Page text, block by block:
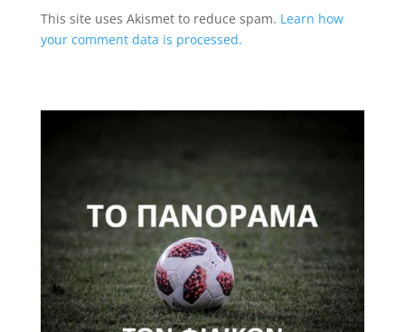
This site uses Akismet to reduce spam. Learn how
your comment data is processed.